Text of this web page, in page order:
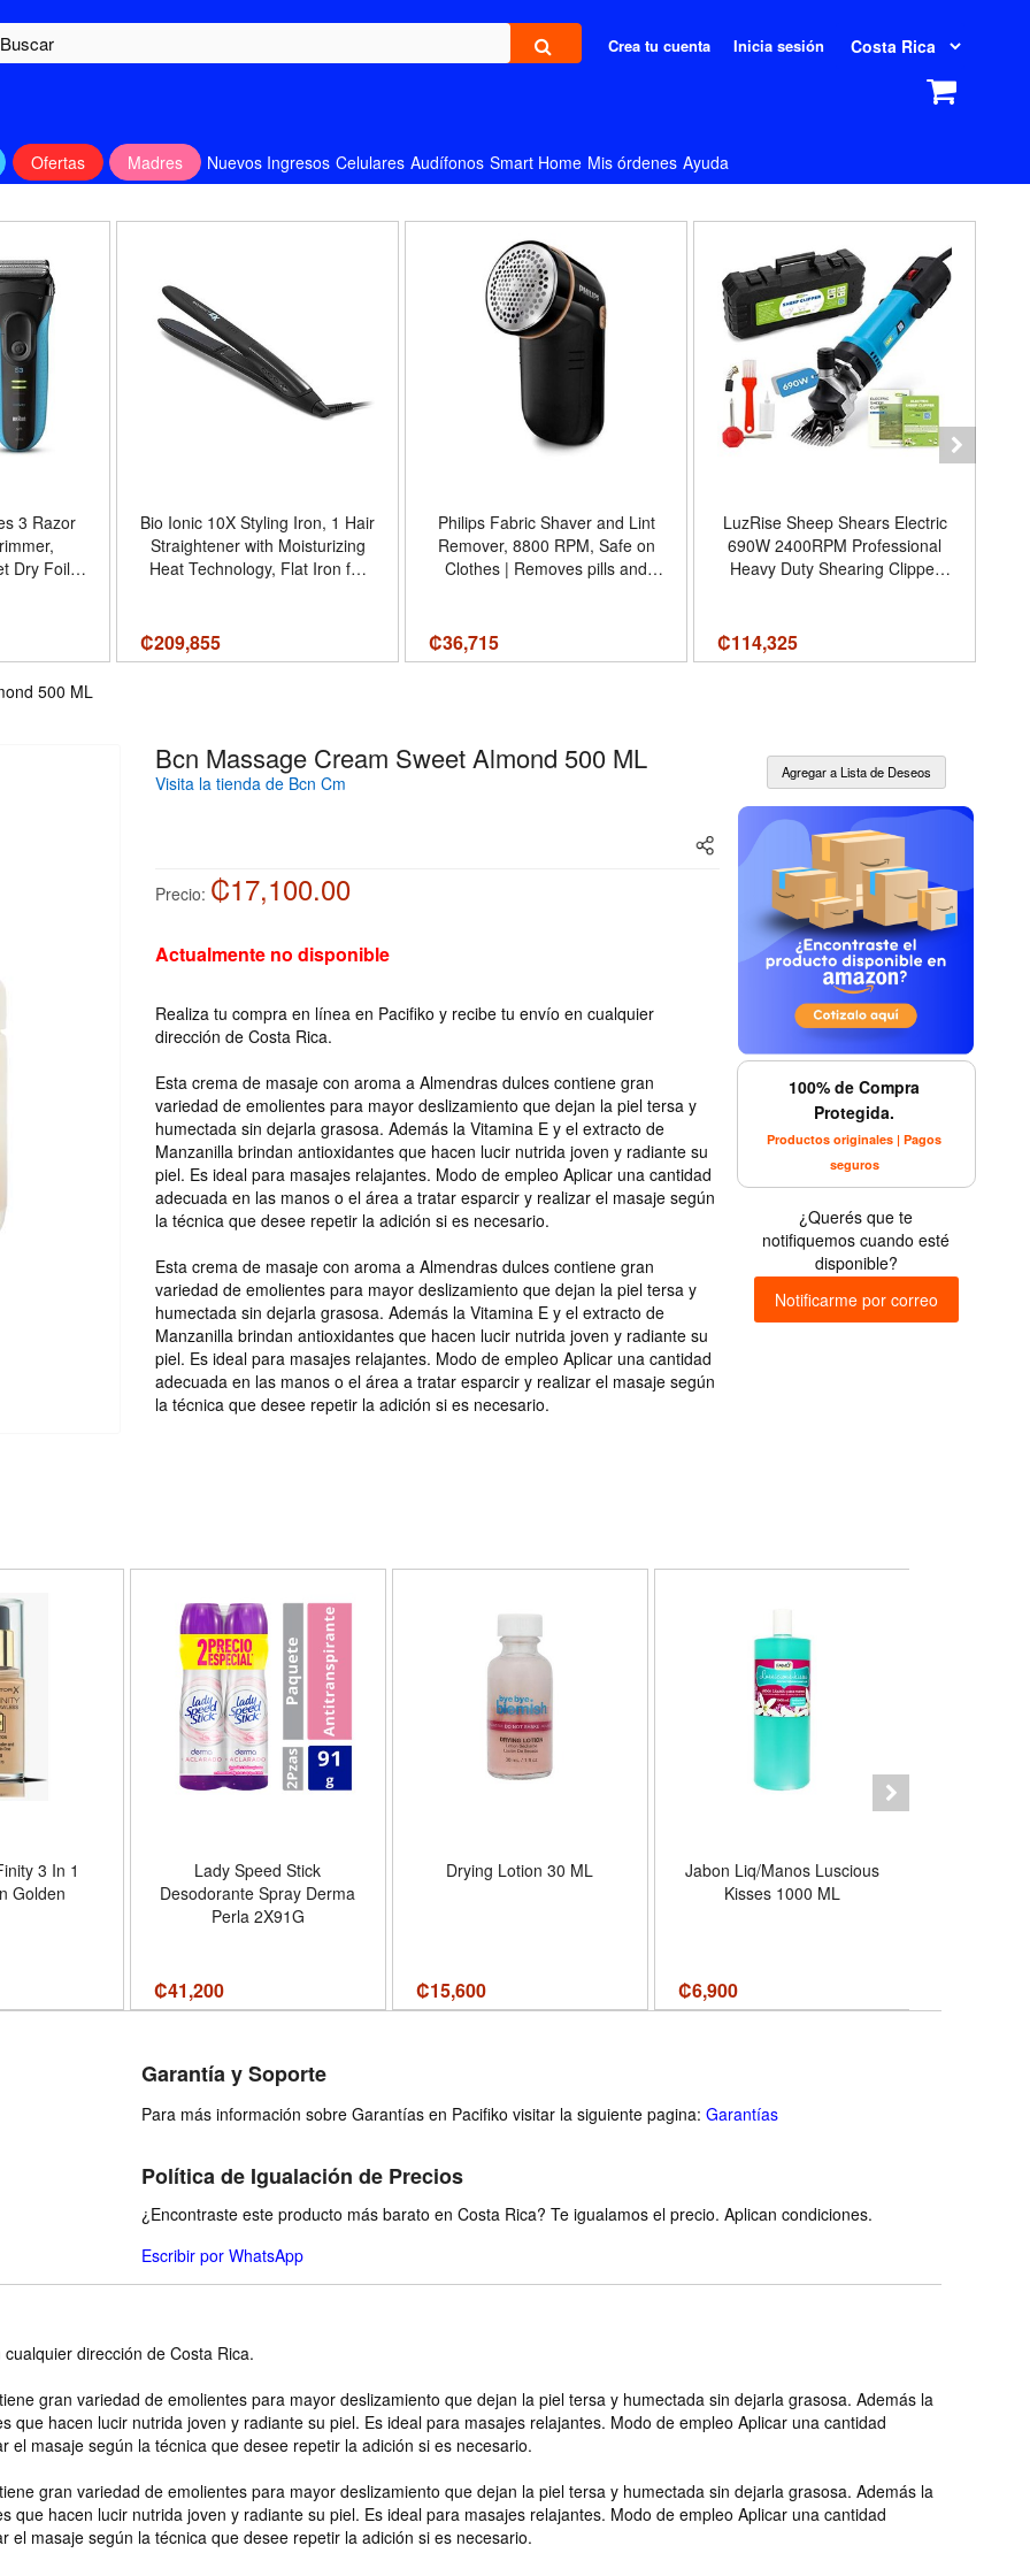
Crea tu cuenta Inicia sesión
Ofertas Madres Nuevos Ingresos Celulares Audífonos Smart Home Mis órdenes Ayuda
3 Razor
4
de estilo
Bio Ionic 10X Styling Iron, 1 Hair
Straightener with Moisturizing
Heat Technology, Flat Iron for
₡209,855
Philips Fabric Shaver and Lint
Remover, 8800 RPM, Safe on
Clothes | Removes pills and
sizes, easy-clean (GC026/80) -
Color Black-gold
₡36,715
LuzRise Sheep Shears Electric
690W 2400RPM Professional
Heavy Duty Shearing Clipper
and Other Farm Livestock Pet,
with Grooming Carrying Case -
₡114,325
500 ML
Bcn Massage Cream Sweet Almond 500 ML
Visita la tienda de Bcn Cm
Precio: ₡17,100.00
Actualmente no disponible
Realiza tu compra en línea en Pacifiko y recibe tu envío en cualquier
dirección de Costa Rica.
Esta crema de masaje con aroma a Almendras dulces contiene gran
variedad de emolientes para mayor deslizamiento que dejan la piel tersa y
humectada sin dejarla grasosa. Además la Vitamina E y el extracto de
Manzanilla brindan antioxidantes que hacen lucir nutrida joven y radiante su
piel. Es ideal para masajes relajantes. Modo de empleo Aplicar una cantidad
adecuada en las manos o el área a tratar esparcir y realizar el masaje según
la técnica que desee repetir la adición si es necesario.
Esta crema de masaje con aroma a Almendras dulces contiene gran
variedad de emolientes para mayor deslizamiento que dejan la piel tersa y
humectada sin dejarla grasosa. Además la Vitamina E y el extracto de
Manzanilla brindan antioxidantes que hacen lucir nutrida joven y radiante su
piel. Es ideal para masajes relajantes. Modo de empleo Aplicar una cantidad
adecuada en las manos o el área a tratar esparcir y realizar el masaje según
la técnica que desee repetir la adición si es necesario.
100% de Compra
Protegida.
Productos originales | Pagos
seguros
¿Querés que te
notifiquemos cuando esté
disponible?
Notificarme por correo
3 In 1
Golden
Lady Speed Stick
Desodorante Spray Derma
Perla 2X91G
₡41,200
Drying Lotion 30 ML
₡15,600
Jabon Liq/Manos Luscious
Kisses 1000 ML
₡6,900
Garantía y Soporte
Para más información sobre Garantías en Pacifiko visitar la siguiente pagina: Garantías
Política de Igualación de Precios
¿Encontraste este producto más barato en Costa Rica? Te igualamos el precio. Aplican condiciones.
Escribir por WhatsApp
dirección de Costa Rica.
gran variedad de emolientes para mayor deslizamiento que dejan la piel tersa y humectada sin dejarla grasosa. Además la
que hacen lucir nutrida joven y radiante su piel. Es ideal para masajes relajantes. Modo de empleo Aplicar una cantidad
masaje según la técnica que desee repetir la adición si es necesario.
gran variedad de emolientes para mayor deslizamiento que dejan la piel tersa y humectada sin dejarla grasosa. Además la
que hacen lucir nutrida joven y radiante su piel. Es ideal para masajes relajantes. Modo de empleo Aplicar una cantidad
masaje según la técnica que desee repetir la adición si es necesario.